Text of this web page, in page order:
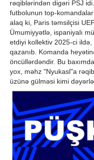
rəqiblərindən digəri PSJ
futbolunun top-
alaq ki, Paris təmsilçisi
Ümumiyyətlə, ispaniyalı
etdiyi kollektiv 2025-ci
qazanıb. Komanda
öncüllərdəndir. Bu
yox, məhz "Nyukasl"a
üzünə gülməsi kimi